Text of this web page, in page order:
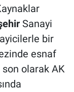
Sanayi
bir
esnaf
olarak AK